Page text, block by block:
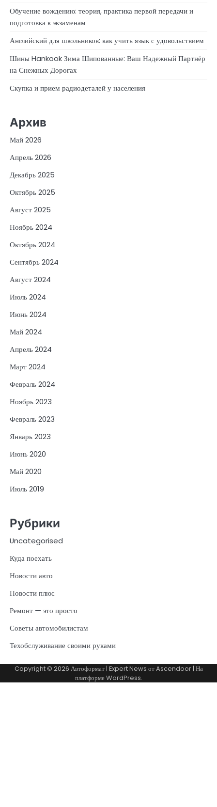
Обучение вождению: теория, практика первой передачи и
подготовка к экзаменам
Английский для школьников: как учить язык с удовольствием
Шины Hankook Зима Шипованные: Ваш Надежный Партнёр
на Снежных Дорогах
Скупка и прием радиодеталей у населения
Архив
Май 2026
Апрель 2026
Декабрь 2025
Октябрь 2025
Август 2025
Ноябрь 2024
Октябрь 2024
Сентябрь 2024
Август 2024
Июль 2024
Июнь 2024
Май 2024
Апрель 2024
Март 2024
Февраль 2024
Ноябрь 2023
Февраль 2023
Январь 2023
Июнь 2020
Май 2020
Июль 2019
Рубрики
Uncategorised
Куда поехать
Новости авто
Новости плюс
Ремонт — это просто
Советы автомобилистам
Техобслуживание своими руками
Copyright © 2026 Автоформат| Expert News отAscendoor| На
платформеWordPress.